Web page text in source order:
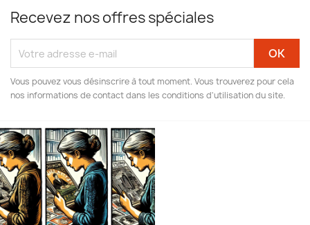
Recevez nos offres spéciales
Vous pouvez vous désinscrire à tout moment. Vous trouverez pour cela
nos informations de contact dans les conditions d'utilisation du site.